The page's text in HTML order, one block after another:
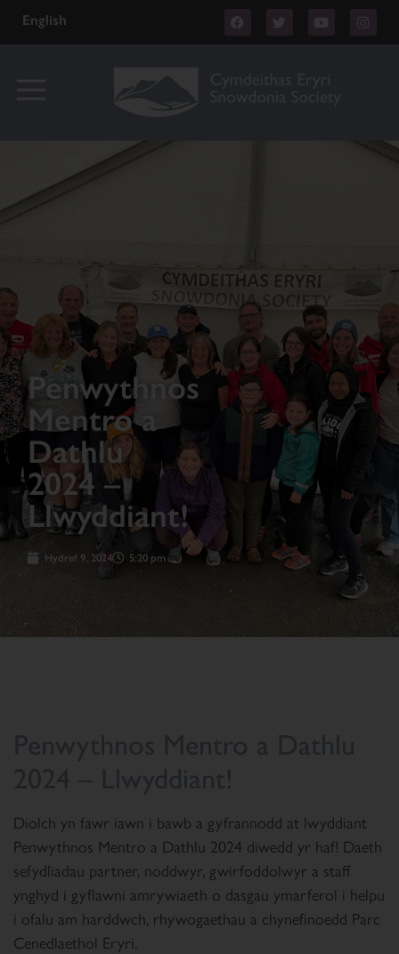
English
Penwythnos
Mentro a
Dathlu
2024 –
Llwyddiant!
Hydref 9, 2024 5:20 pm
Diolch yn fawr iawn i bawb a gyfrannodd at lwyddiant
Penwythnos Mentro a Dathlu 2024 diwedd yr haf! Daeth
sefydliadau partner, noddwyr, gwirfoddolwyr a staff
ynghyd i gyflawni amrywiaeth o dasgau ymarferol i helpu
i ofalu am harddwch, rhywogaethau a chynefinoedd Parc
Cenedlaethol Eryri.